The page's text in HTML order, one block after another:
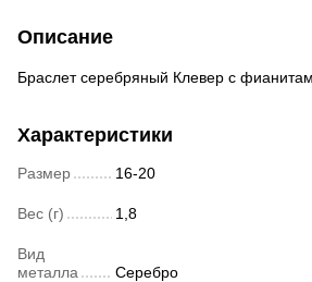
Описание
Браслет серебряный Клевер с
Характеристики
Размер 16-20
Вес (г) 1,8
Вид
металла
Серебро